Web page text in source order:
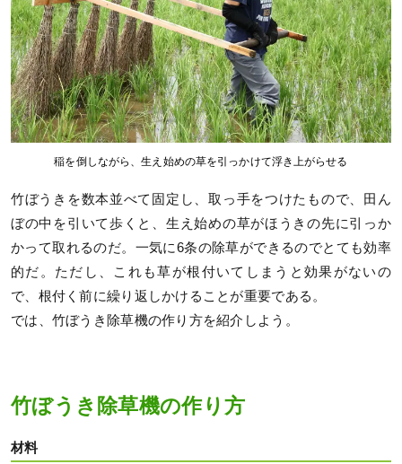
稲を倒しながら、生え始めの草を引っかけて浮き上がらせる
竹ぼうきを数本並べて固定し、取っ手をつけたもので、田ん
ぼの中を引いて歩くと、生え始めの草がほうきの先に引っか
かって取れるのだ。一気に6条の除草ができるのでとても効率
的だ。ただし、これも草が根付いてしまうと効果がないの
で、根付く前に繰り返しかけることが重要である。
では、竹ぼうき除草機の作り方を紹介しよう。
竹ぼうき除草機の作り方
材料